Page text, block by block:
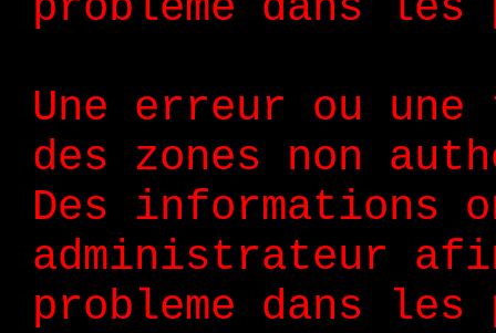
Une erreur ou
des zones non
Des informations
administrateur
probleme dans